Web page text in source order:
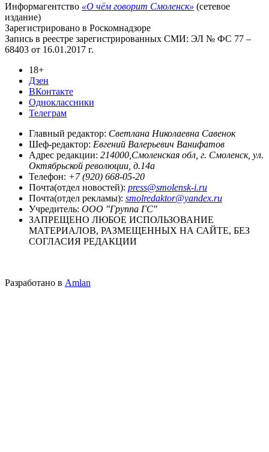
Информагентство «О чём говорит Смоленск» (сетевое
издание)
Зарегистрировано в Роскомнадзоре
Запись в реестре зарегистрированных СМИ: ЭЛ № ФС 77 –
68403 от 16.01.2017 г.
18+
Дзен
ВКонтакте
Одноклассники
Телеграм
Главный редактор: Светлана Николаевна Савенок
Шеф-редактор: Евгений Валерьевич Ванифатов
Адрес редакции: 214000,Смоленская обл, г. Смоленск, ул.
Октябрьской революции, д.14а
Телефон: +7 (920) 668-05-20
Почта(отдел новостей): press@smolensk-i.ru
Почта(отдел рекламы): smolredaktor@yandex.ru
Учредитель: ООО "Группа ГС"
ЗАПРЕЩЕНО ЛЮБОЕ ИСПОЛЬЗОВАНИЕ
МАТЕРИАЛОВ, РАЗМЕЩЕННЫХ НА САЙТЕ, БЕЗ
СОГЛАСИЯ РЕДАКЦИИ
Разработано в Amlan